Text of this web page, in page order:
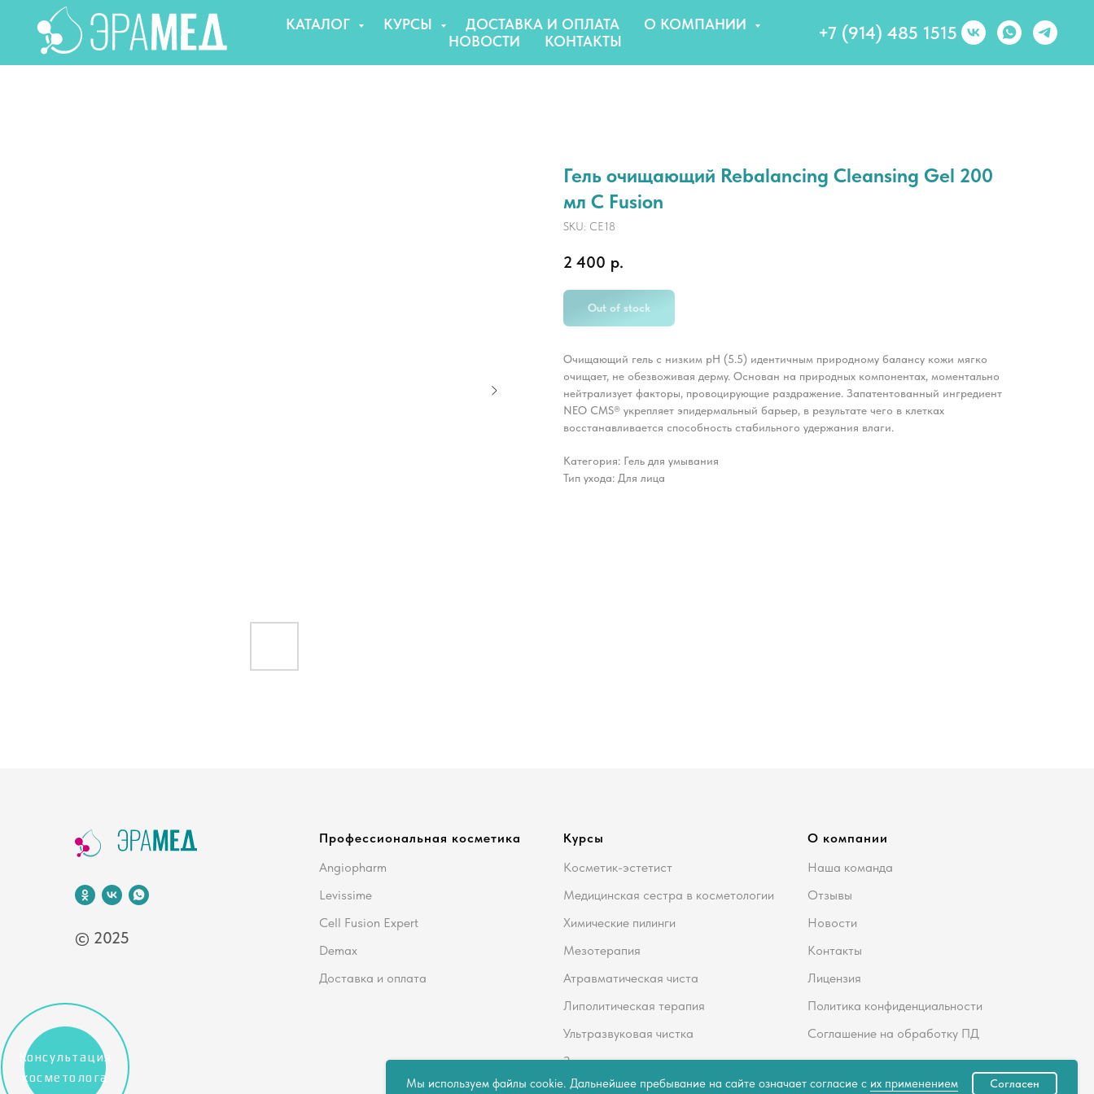
КАТАЛОГ КУРСЫ ДОСТАВКА И ОПЛАТА
О КОМПАНИИ
НОВОСТИ
КОНТАКТЫ +7 (914) 485 1515
Гель очищающий Rebalancing Cleansing Gel 200
мл С Fusion
SKU: CE18
2 400 р.
Out of stock
Очищающий гель с низким pH (5.5) идентичным природному балансу кожи мягко
очищает, не обезвоживая дерму. Основан на природных компонентах, моментально
нейтрализует факторы, провоцирующие раздражение. Запатентованный ингредиент
NEO CMS® укрепляет эпидермальный барьер, в результате чего в клетках
восстанавливается способность стабильного удержания влаги.
Категория: Гель для умывания
Тип ухода: Для лица
© 2025
Профессиональная косметика
Angiopharm
Levissime
Cell Fusion Expert
Demax
Доставка и оплата
Курсы
Косметик-эстетист
Медицинская сестра в косметологии
Химические пилинги
Мезотерапия
Атравматическая чиста
Липолитическая терапия
Ультразвуковая чистка
Здоровье кожи
О компании
Наша команда
Отзывы
Новости
Контакты
Лицензия
Политика конфиденциальности
Соглашение на обработку ПД
Мы используем файлы cookie. Дальнейшее пребывание на сайте означает согласие с их применением Согласен
Консультация
косметолога